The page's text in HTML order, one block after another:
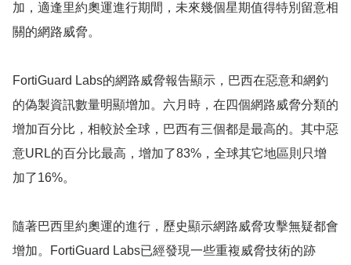
加，適逢里約奧運進行期間，未來幾個星期值得特別留意相
關的網路威脅。
FortiGuard Labs的網路威脅報告顯示，巴西在惡意和網釣
的偽製資訊數量明顯增加。六月時，在四個網路威脅分類的
增加百分比，相較於全球，巴西有三個都是最高的。其中惡
意URL的百分比最高，增加了83%，全球其它地區則只增
加了16%。
隨著巴西里約奧運的進行，歷史顯示網路威脅攻擊無疑都會
增加。FortiGuard Labs已經發現一些重複威脅技術的跡